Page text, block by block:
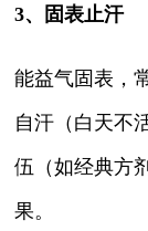
3、固表止汗
能益气固表，
自汗（白天不
伍（如经典方
果。